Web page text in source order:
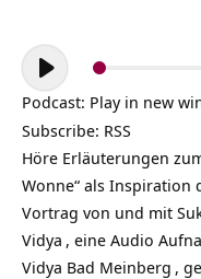
Audio-
Player
Podcast: Play in new
Subscribe: RSS
Höre Erläuterungen
Wonne“ als Inspiration
Vortrag von und mit
Vidya , eine Audio
Vidya Bad Meinberg ,